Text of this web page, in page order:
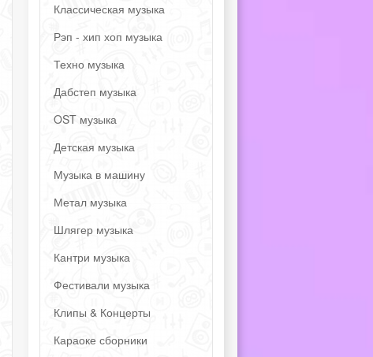
Классическая музыка
Рэп - хип хоп музыка
Техно музыка
Дабстеп музыка
OST музыка
Детская музыка
Музыка в машину
Метал музыка
Шлягер музыка
Кантри музыка
Фестивали музыка
Клипы & Концерты
Караоке сборники